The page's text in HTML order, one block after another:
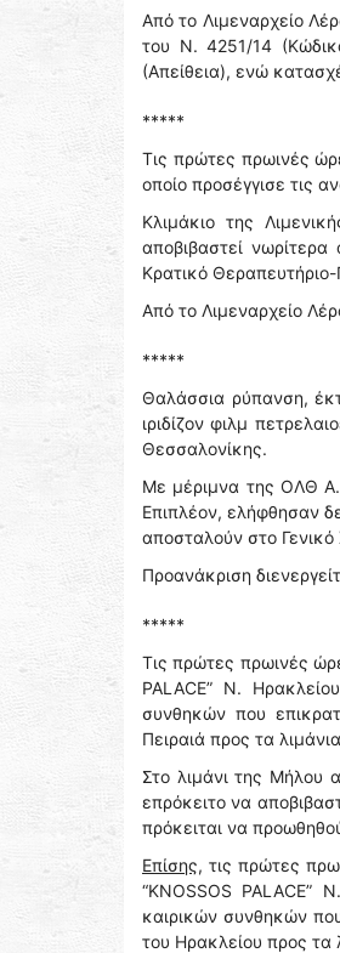
Από το Λιμεναρχείο
του Ν. 4251/14
(Απείθεια), ενώ
*****
Τις πρώτες πρωινές
οποίο προσέγγισε τις
Κλιμάκιο της
αποβιβαστεί
Κρατικό
Από το Λιμεναρχείο
*****
Θαλάσσια ρύπανση,
ιριδίζον φιλμ
Θεσσαλονίκης.
Με μέριμνα της ΟΛΘ
Επιπλέον, ελήφθησαν
αποσταλούν στο
Προανάκριση
*****
Τις πρώτες πρωινές
PALACE” Ν.
συνθηκών που
Πειραιά προς τα
Στο λιμάνι της Μήλου
επρόκειτο να
πρόκειται να
Επίσης, τις πρώτες
“KNOSSOS PALACE”
καιρικών συνθηκών
του Ηρακλείου προς τα